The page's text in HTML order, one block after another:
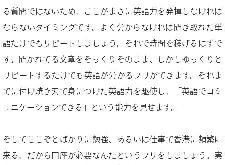
る質問ではないため、ここがまさに英語力を発揮しなければ
ならないタイミングです。よく分からなければ聞き取れた単
語だけでもリピートしましょう。それで時間を稼げるはずで
す。聞かれてる文章をそっくりそのまま、しかしゆっくりと
リピートするだけでも英語が分かるフリができます。それま
でに付け焼き刃で身につけた英語力を駆使し、「英語でコミ
ュニケーションできる」という能力を見せます。
そしてここぞとばかりに勉強、あるいは仕事で香港に頻繁に
来る、だから口座が必要なんだというフリをしましょう。実